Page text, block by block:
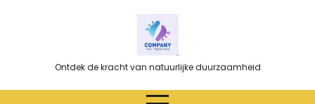
Ontdek de kracht van natuurlijke duurzaamheid